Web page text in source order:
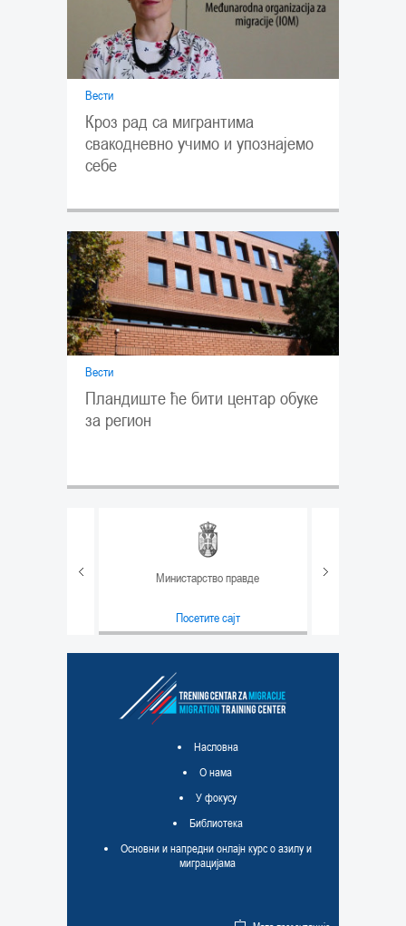
Вести
Кроз рад са мигрантима
свакодневно учимо и упознајемо
себе
Вести
Пландиште ће бити центар обуке
за регион
Министарство правде
Посетите сајт
Насловна
О нама
У фокусу
Библиотека
Основни и напредни онлајн курс о азилу и
миграцијама